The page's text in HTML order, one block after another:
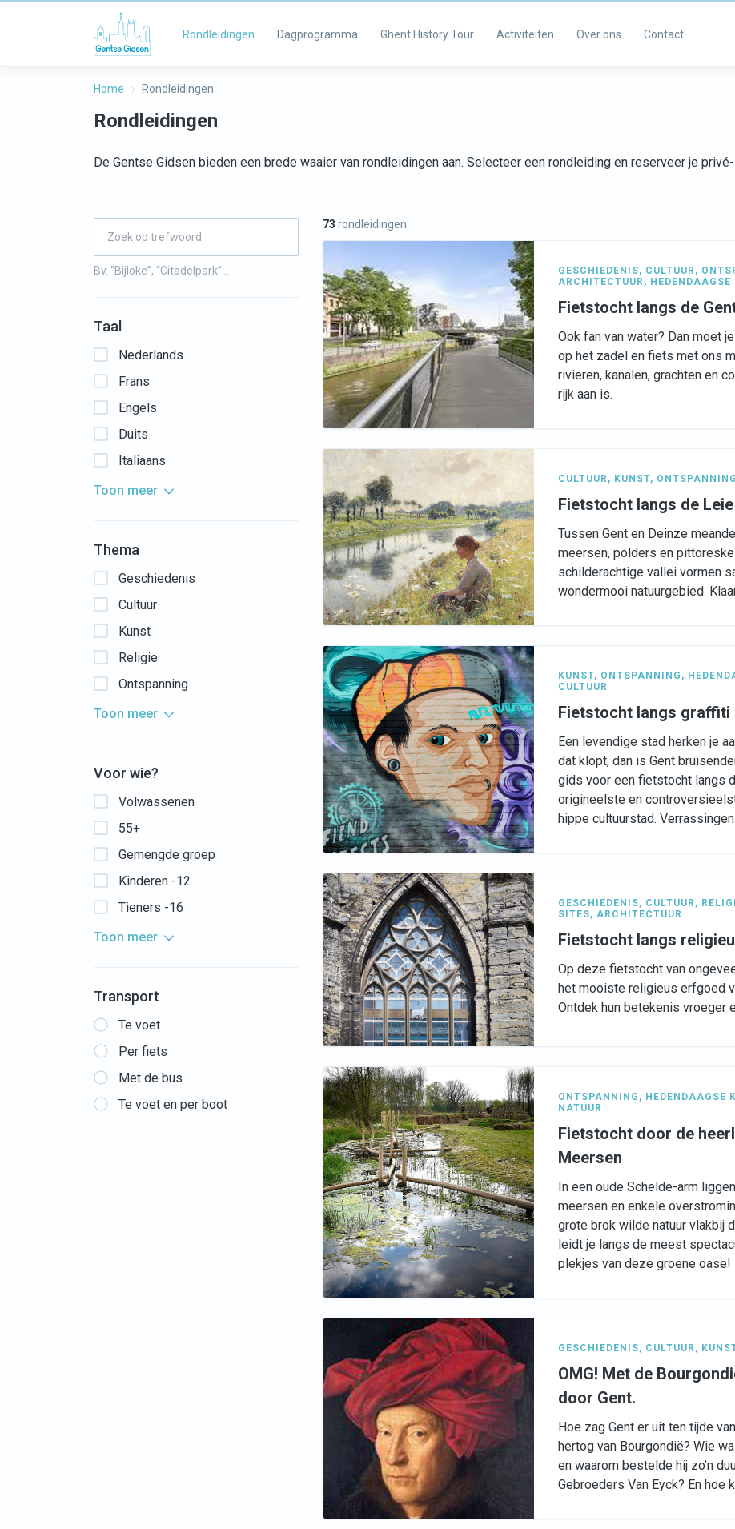
Rondleidingen Dagprogramma Ghent History Tour Activiteiten Over ons Contact
Home Rondleidingen
Rondleidingen
De Gentse Gidsen bieden een brede waaier van rondleidingen aan. Selecteer een rondleiding en reserveer je
Bv. “Bijloke”, “Citadelpark”…
Taal
Nederlands
Frans
Engels
Duits
Italiaans
Toon meer
Thema
Geschiedenis
Cultuur
Kunst
Religie
Ontspanning
Toon meer
Voor wie?
Volwassenen
55+
Gemengde groep
Kinderen -12
Tieners -16
Toon meer
Transport
Te voet
Per fiets
Met de bus
Te voet en per boot
73 rondleidingen
GESCHIEDENIS, CULTUUR ,
ARCHITECTUUR ,
Fietstocht langs de
Ook fan van water? Dan moet
op het zadel en fiets met ons
rivieren, kanalen, grachten en
rijk aan is.
CULTUUR , KUNST, ONTSPANNING
Fietstocht langs de Leie
Tussen Gent en Deinze
meersen, polders en
schilderachtige vallei vormen
wondermooi natuurgebied.
KUNST, ONTSPANNING ,
CULTUUR
Fietstocht langs graffiti
Een levendige stad herken je
dat klopt, dan is Gent
gids voor een fietstocht langs
origineelste en
hippe cultuurstad.
GESCHIEDENIS, CULTUUR ,
SITES, ARCHITECTUUR
Fietstocht langs
Op deze fietstocht van
het mooiste religieus erfgoed
Ontdek hun betekenis vroeger
ONTSPANNING , HEDENDAAGSE
NATUUR
Fietstocht door de
Meersen
In een oude Schelde-arm
meersen en enkele
grote brok wilde natuur vlakbij
leidt je langs de meest
plekjes van deze groene oase!
GESCHIEDENIS, CULTUUR ,
OMG! Met de
door Gent.
Hoe zag Gent er uit ten tijde
hertog van Bourgondië? Wie
en waarom bestelde hij zo’n
Gebroeders Van Eyck? En hoe